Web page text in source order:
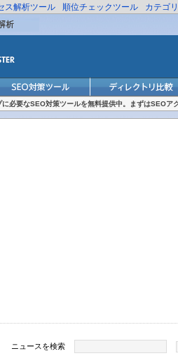
ス解析ツール 順位チェックツール カテゴ
必要なSEO対策ツールを無料提供中。まずはSEOア
ニュースを検索